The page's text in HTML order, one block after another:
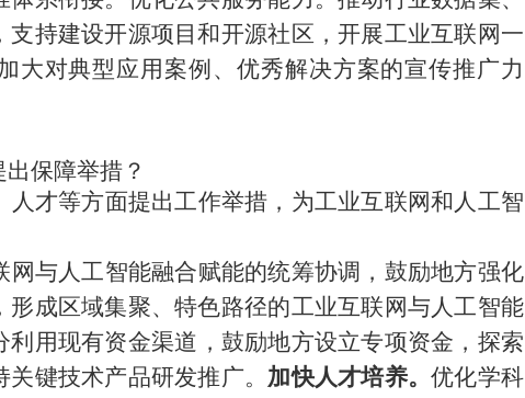
持建设开源项目和开源社区，开展工业互联网一
大对典型应用案例、优秀解决方案的宣传推广力
保障举措？
人才等方面提出工作举措，为工业互联网和人工智
网与人工智能融合赋能的统筹协调，鼓励地方强化
成区域集聚、特色路径的工业互联网与人工智能
利用现有资金渠道，鼓励地方设立专项资金，探索
键技术产品研发推广。 加快人才培养。优化学科